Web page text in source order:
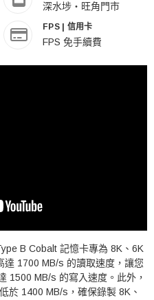
深水埗・旺角門市
FPS | 信用卡
FPS 免手續費
B Cobalt 記憶卡專為 8K、6K
1700 MB/s 的讀取速度，讓您
1500 MB/s 的寫入速度。此外，
於 1400 MB/s，確保錄製 8K、